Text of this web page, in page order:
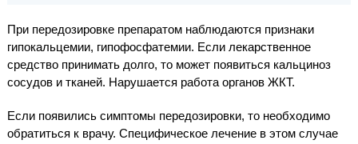
При передозировке препаратом наблюдаются признаки
гипокальцемии, гипофосфатемии. Если лекарственное
средство принимать долго, то может появиться кальциноз
сосудов и тканей. Нарушается работа органов ЖКТ.
Если появились симптомы передозировки, то необходимо
обратиться к врачу. Специфическое лечение в этом случае